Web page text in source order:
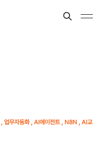
업무자동화 AI에이전트 N8N
AI교